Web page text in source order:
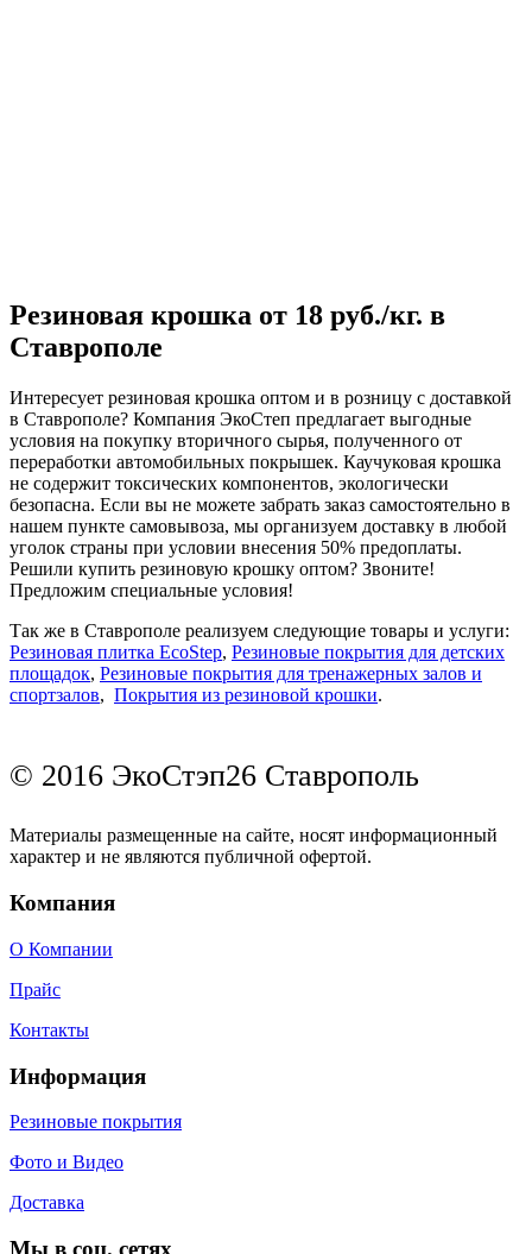
Резиновая крошка от 18 руб./кг. в
Ставрополе
Интересует резиновая крошка оптом и в розницу с доставкой
в Ставрополе? Компания ЭкоСтеп предлагает выгодные
условия на покупку вторичного сырья, полученного от
переработки автомобильных покрышек. Каучуковая крошка
не содержит токсических компонентов, экологически
безопасна. Если вы не можете забрать заказ самостоятельно в
нашем пункте самовывоза, мы организуем доставку в любой
уголок страны при условии внесения 50% предоплаты.
Решили купить резиновую крошку оптом? Звоните!
Предложим специальные условия!
Так же в Ставрополе реализуем следующие товары и услуги:
Резиновая плитка EcoStep, Резиновые покрытия для детских
площадок, Резиновые покрытия для тренажерных залов и
спортзалов, Покрытия из резиновой крошки.
© 2016 ЭкоСтэп26 Ставрополь
Материалы размещенные на сайте, носят информационный
характер и не являются публичной офертой.
Компания
О Компании
Прайс
Контакты
Информация
Резиновые покрытия
Фото и Видео
Доставка
Мы в соц. сетях